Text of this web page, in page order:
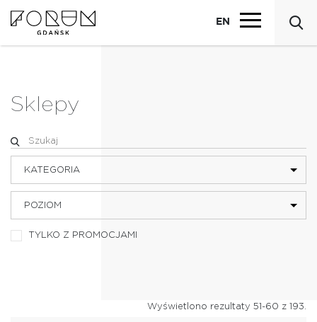
EN
Sklepy
KATEGORIA
ELEKTRONIKA I MULTIMEDIA
POZIOM
TYLKO Z PROMOCJAMI
Wyświetlono rezultaty 51-60 z 193.